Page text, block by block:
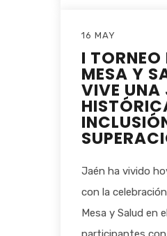
16 MAY
I TORNEO
MESA Y
VIVE
Jaén ha vivido
con la
Mesa y Salud en